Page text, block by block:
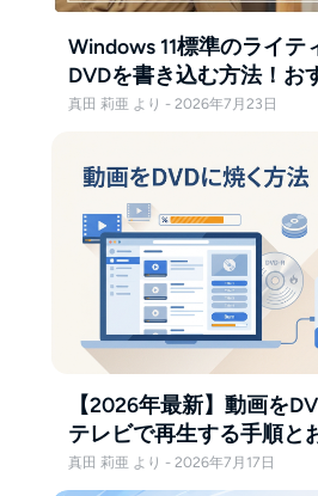
Windows 11標準のライテ
DVDを書き込む方法！お
サリングソフト5選！
真田 莉亜 より - 2026年7月23日
【2026年最新】動画を
テレビで再生する手順と
をWindows・Mac別に解説
真田 莉亜 より - 2026年7月17日